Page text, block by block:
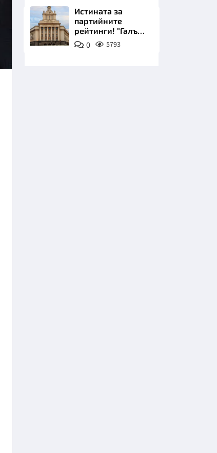
Истината за
партийните
рейтинги! "Галъп"
разби митовете
0 5793